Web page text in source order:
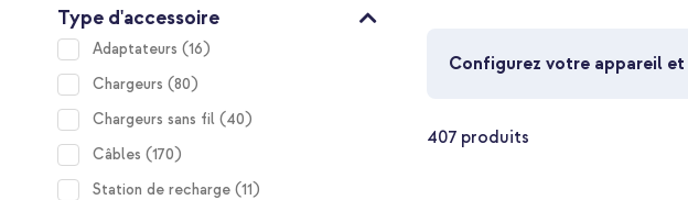
Configurez votre appareil
407produits
Type d'accessoire
Adaptateurs 16
items
Chargeurs
80
items
Chargeurs sans fil
40
items
Câbles
170
items
Station de recharge 11
items